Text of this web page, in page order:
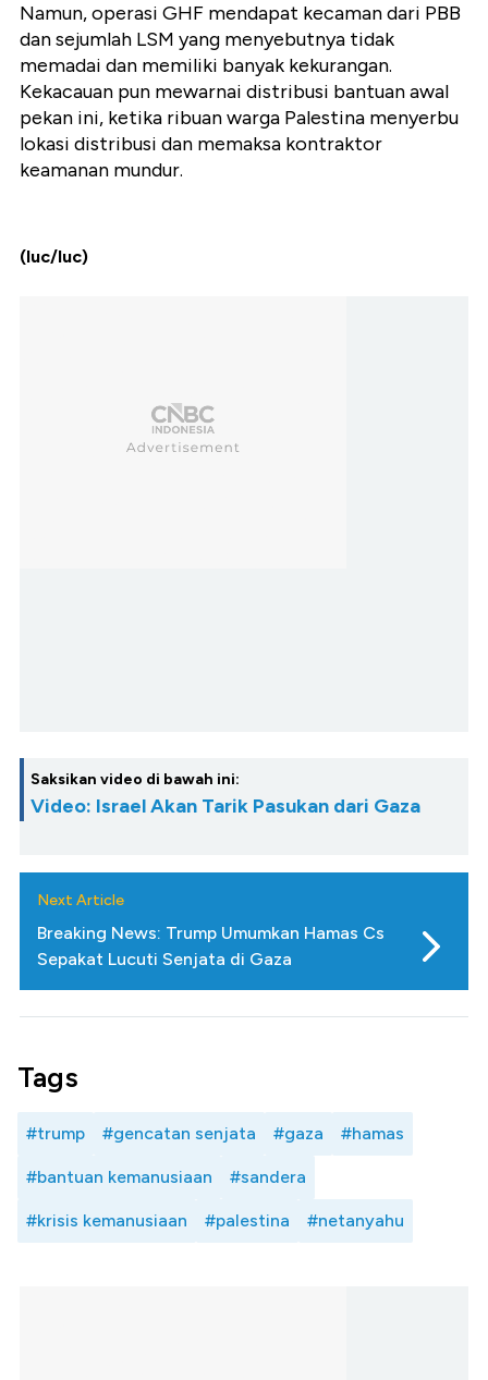
Namun, operasi GHF mendapat kecaman dari PBB
dan sejumlah LSM yang menyebutnya tidak
memadai dan memiliki banyak kekurangan.
Kekacauan pun mewarnai distribusi bantuan awal
pekan ini, ketika ribuan warga Palestina menyerbu
lokasi distribusi dan memaksa kontraktor
keamanan mundur.
(luc/luc)
Saksikan video di bawah ini:
Video: Israel Akan Tarik Pasukan dari Gaza
Next Article
Breaking News: Trump Umumkan Hamas Cs
Sepakat Lucuti Senjata di Gaza
Tags
#trump #gencatan senjata #gaza #hamas
#bantuan kemanusiaan #sandera
#krisis kemanusiaan #palestina #netanyahu